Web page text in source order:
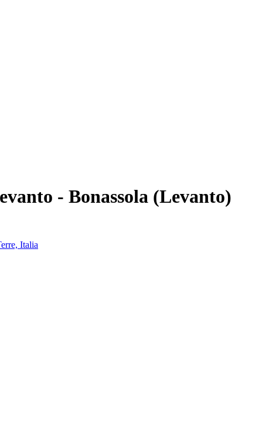
- Bonassola (Levanto)